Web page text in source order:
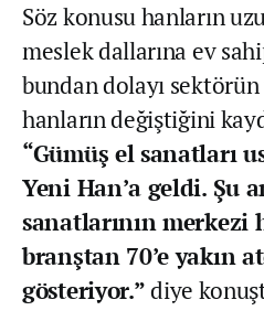
Söz konusu hanların
meslek dallarına ev
bundan dolayı
hanların değiştiğini
“Gümüş el sanatları
Yeni Han’a geldi. Şu
sanatlarının merkezi
branştan 70’e yakın
gösteriyor.”diye